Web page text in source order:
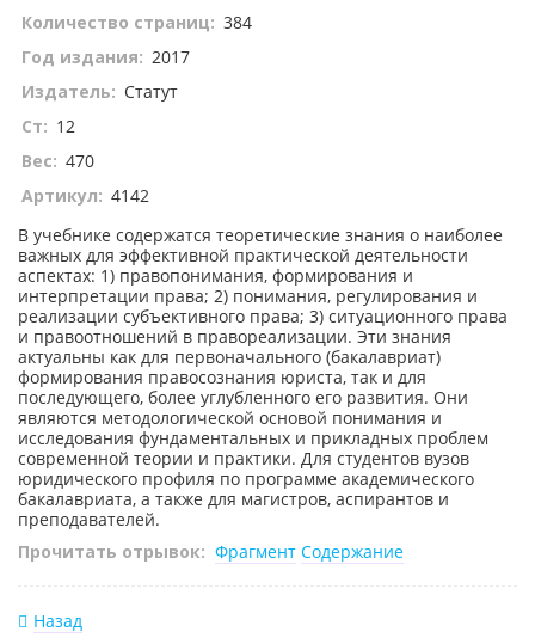
Количество страниц: 384
Год издания: 2017
Издатель: Статут
Ст: 12
Вес: 470
Артикул: 4142
В учебнике содержатся теоретические знания о наиболее
важных для эффективной практической деятельности
аспектах: 1) правопонимания, формирования и
интерпретации права; 2) понимания, регулирования и
реализации субъективного права; 3) ситуационного права
и правоотношений в правореализации. Эти знания
актуальны как для первоначального (бакалавриат)
формирования правосознания юриста, так и для
последующего, более углубленного его развития. Они
являются методологической основой понимания и
исследования фундаментальных и прикладных проблем
современной теории и практики. Для студентов вузов
юридического профиля по программе академического
бакалавриата, а также для магистров, аспирантов и
преподавателей.
Прочитать отрывок: Фрагмент Содержание
Назад